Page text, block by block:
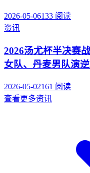
2026-05-06133 阅读
资讯
2026汤尤杯半决赛
女队、丹麦男队演
2026-05-02161 阅读
查看更多资讯